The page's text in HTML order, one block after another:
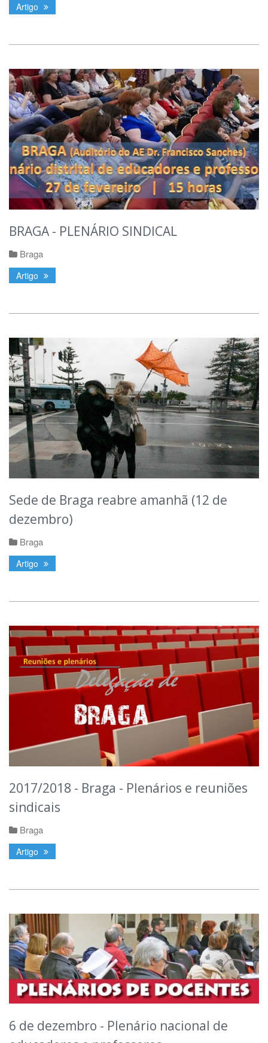
Artigo
BRAGA - PLENÁRIO SINDICAL
Braga
Artigo
Sede de Braga reabre amanhã (12 de
dezembro)
Braga
Artigo
2017/2018 - Braga - Plenários e reuniões
sindicais
Braga
Artigo
6 de dezembro - Plenário nacional de